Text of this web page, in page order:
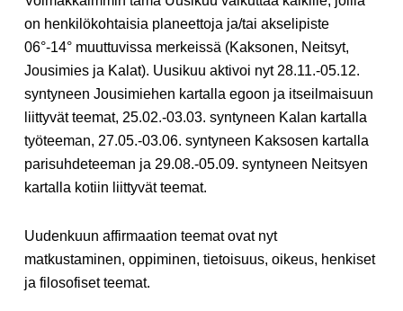
on henkilökohtaisia planeettoja ja/tai akselipiste
06°-14° muuttuvissa merkeissä (Kaksonen, Neitsyt,
Jousimies ja Kalat). Uusikuu aktivoi nyt 28.11.-05.12.
syntyneen Jousimiehen kartalla egoon ja itseilmaisuun
liittyvät teemat, 25.02.-03.03. syntyneen Kalan kartalla
työteeman, 27.05.-03.06. syntyneen Kaksosen kartalla
parisuhdeteeman ja 29.08.-05.09. syntyneen Neitsyen
kartalla kotiin liittyvät teemat.
Uudenkuun affirmaation teemat ovat nyt
matkustaminen, oppiminen, tietoisuus, oikeus, henkiset
ja filosofiset teemat.